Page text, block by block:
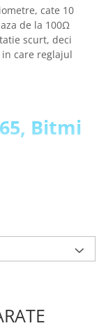
cate 10
de la 100Ω
scurt, deci
care reglajul
Bitmi
3.3KΩ,
300KΩ,